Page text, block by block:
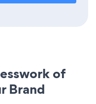
of
Brand